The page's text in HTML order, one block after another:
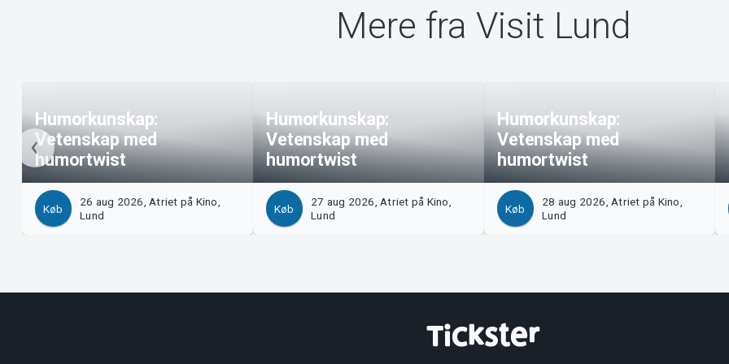
Mere fra Visit Lund
Humorkunskap:
Vetenskap med
humortwist
Køb
26 aug 2026, Atriet på Kino,
Lund
Humorkunskap:
Vetenskap med
humortwist
Køb
27 aug 2026, Atriet på Kino,
Lund
Humorkunskap:
Vetenskap med
humortwist
Køb
28 aug 2026, Atriet på Kino,
Lund